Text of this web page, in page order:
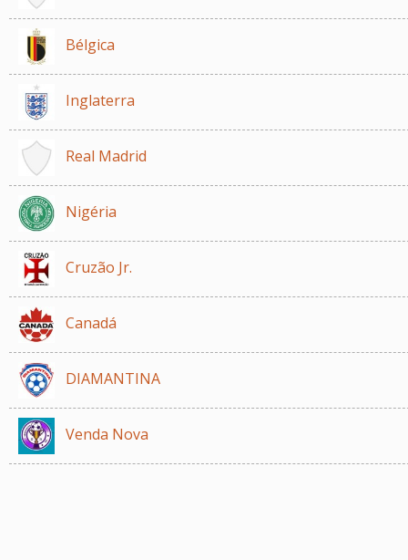
Bélgica
Inglaterra
Real Madrid
Nigéria
Cruzão Jr.
Canadá
DIAMANTINA
Venda Nova